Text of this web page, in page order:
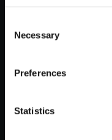
Selection
Necessary
Preferences
Statistics
おすすめ商品